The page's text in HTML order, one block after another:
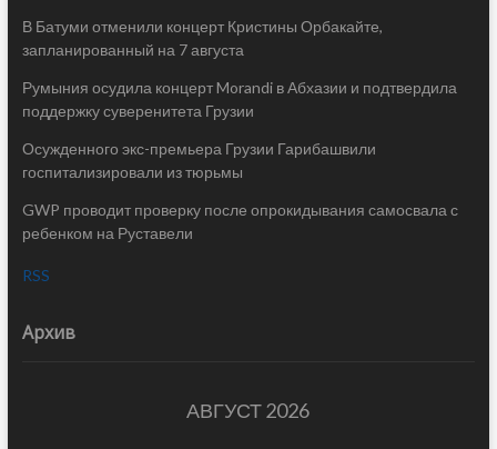
В Батуми отменили концерт Кристины Орбакайте,
запланированный на 7 августа
Румыния осудила концерт Morandi в Абхазии и подтвердила
поддержку суверенитета Грузии
Осужденного экс-премьера Грузии Гарибашвили
госпитализировали из тюрьмы
GWP проводит проверку после опрокидывания самосвала с
ребенком на Руставели
RSS
Архив
АВГУСТ 2026